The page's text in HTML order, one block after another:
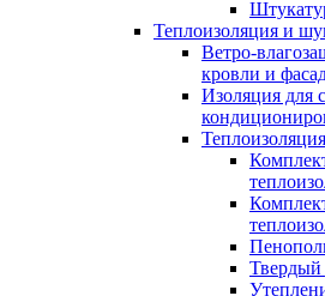
Теплоизоляция и
Ветро-
кровли и
Изоляция для
Теплоизоляция
Твердый